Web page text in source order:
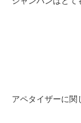
アペタイザーに関